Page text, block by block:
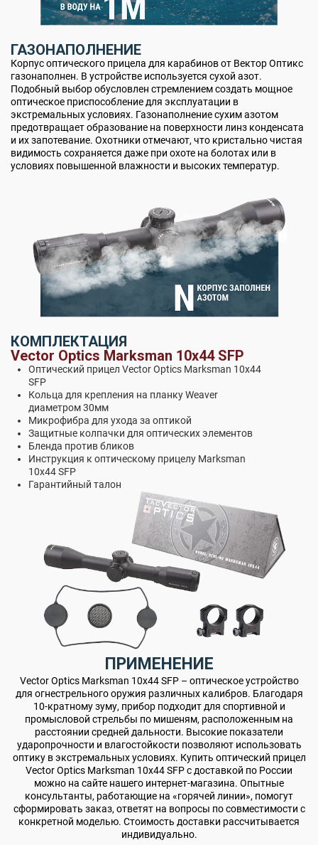
ГАЗОНАПОЛНЕНИЕ
Корпус оптического прицела для карабинов от Вектор Оптикс
газонаполнен. В устройстве используется сухой азот.
Подобный выбор обусловлен стремлением создать мощное
оптическое приспособление для эксплуатации в
экстремальных условиях. Газонаполнение сухим азотом
предотвращает образование на поверхности линз конденсата
и их запотевание. Охотники отмечают, что кристально чистая
видимость сохраняется даже при охоте на болотах или в
условиях повышенной влажности и высоких температур.
КОМПЛЕКТАЦИЯ
Vector Optics Marksman 10x44 SFP
Оптический прицел Vector Optics Marksman 10x44
SFP
Кольца для крепления на планку Weaver
диаметром 30мм
Микрофибра для ухода за оптикой
Защитные колпачки для оптических элементов
Бленда против бликов
Инструкция к оптическому прицелу Marksman
10x44 SFP
Гарантийный талон
ПРИМЕНЕНИЕ
Vector Optics Marksman 10x44 SFP – оптическое устройство
для огнестрельного оружия различных калибров. Благодаря
10-кратному зуму, прибор подходит для спортивной и
промысловой стрельбы по мишеням, расположенным на
расстоянии средней дальности. Высокие показатели
ударопрочности и влагостойкости позволяют использовать
оптику в экстремальных условиях. Купить оптический прицел
Vector Optics Marksman 10x44 SFP с доставкой по России
можно на сайте нашего интернет-магазина. Опытные
консультанты, работающие на «горячей линии», помогут
сформировать заказ, ответят на вопросы по совместимости с
конкретной моделью. Стоимость доставки рассчитывается
индивидуально.